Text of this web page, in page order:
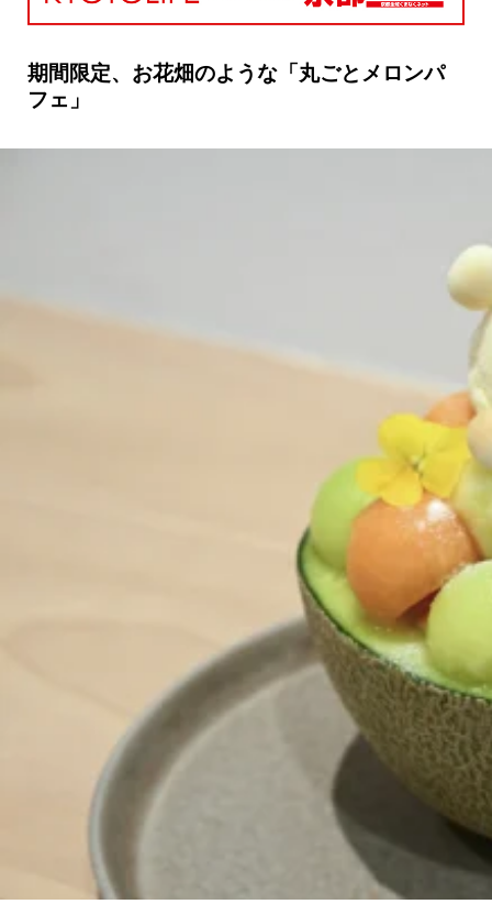
SERIES
カレーが好き
おすすめの展覧会
おすすめの映画
誠光社で選びました。
おすすめの本
おすすめのイベント
期間限定、お花畑のような「丸ごとメロンパ
フェ」